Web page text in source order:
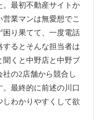
。最初不動産サイトか
業マンは無愛想でこ
困り果てて、一度電話
するとそんな担当者は
聞くと中野店と中野ブ
の2店舗から競合し
最終的に前述の川口
しわかりやすくして欲